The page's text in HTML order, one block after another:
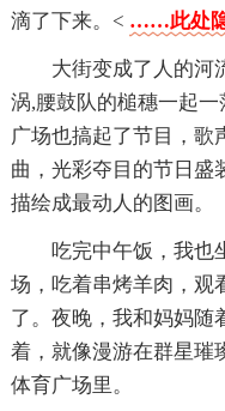
滴了下来。< ……此处
大街变成了人的河
涡,腰鼓队的槌穗一起一
广场也搞起了节目，歌
曲，光彩夺目的节日盛
描绘成最动人的图画。
吃完中午饭，我也
场，吃着串烤羊肉，观
了。夜晚，我和妈妈随
着，就像漫游在群星璀
体育广场里。